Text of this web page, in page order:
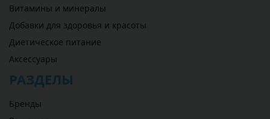
Витамины и минералы
Добавки для здоровья и красоты
Диетическое питание
Аксессуары
РАЗДЕЛЫ
Бренды